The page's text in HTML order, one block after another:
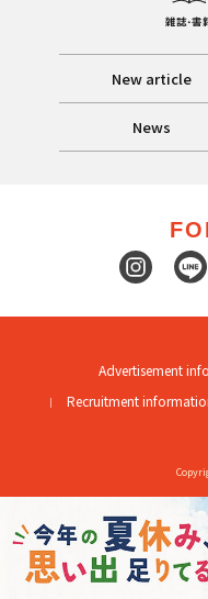
New article
News
Advertisement
Recruitment